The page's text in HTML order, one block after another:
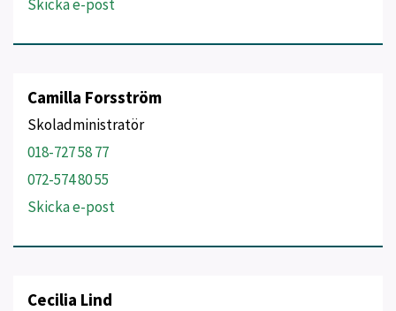
Skicka e-post
Camilla Forsström
Skoladministratör
018-727 58 77
072-574 80 55
Skicka e-post
Cecilia Lind